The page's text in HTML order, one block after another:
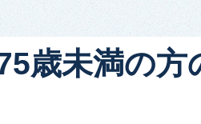
歳未満の方